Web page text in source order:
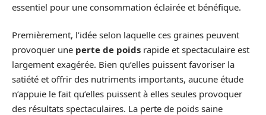
essentiel pour une consommation éclairée et bénéfique.
Premièrement, l’idée selon laquelle ces graines peuvent
provoquer une perte de poids rapide et spectaculaire est
largement exagérée. Bien qu’elles puissent favoriser la
satiété et offrir des nutriments importants, aucune étude
n’appuie le fait qu’elles puissent à elles seules provoquer
des résultats spectaculaires. La perte de poids saine